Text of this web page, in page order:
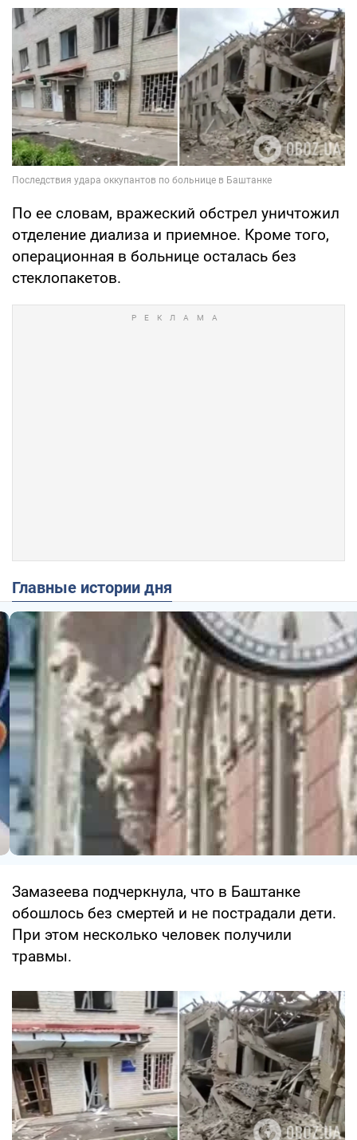
По ее словам, вражеский обстрел уничтожил
отделение диализа и приемное. Кроме того,
операционная в больнице осталась без
стеклопакетов.
Главные истории дня
Замазеева подчеркнула, что в Баштанке
обошлось без смертей и не пострадали дети.
При этом несколько человек получили
травмы.